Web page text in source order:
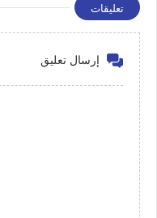
تعليقات
إرسال تعليق